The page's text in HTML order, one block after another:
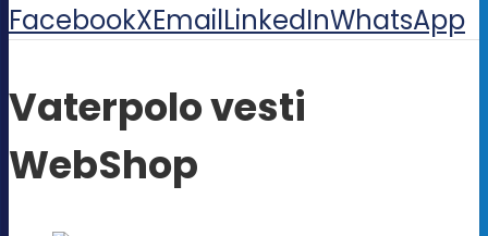
FacebookXEmailLinkedInWhatsApp
Vaterpolo vesti
WebShop